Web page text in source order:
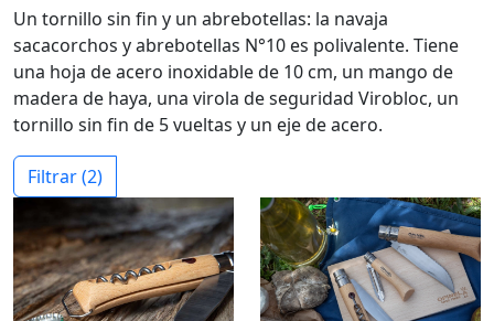
Un tornillo sin fin y un abrebotellas: la navaja
sacacorchos y abrebotellas N°10 es polivalente. Tiene
una hoja de acero inoxidable de 10 cm, un mango de
madera de haya, una virola de seguridad Virobloc, un
tornillo sin fin de 5 vueltas y un eje de acero.
Filtrar(2)